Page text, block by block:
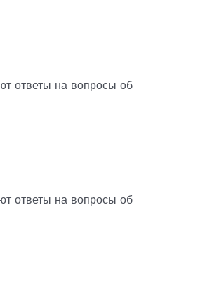
ответы на вопросы об
ответы на вопросы об